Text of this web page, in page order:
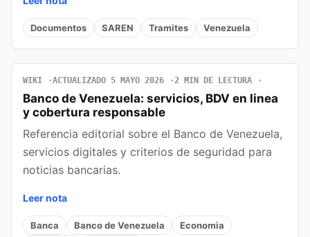
Documentos SAREN Tramites Venezuela
WIKI ACTUALIZADO 5 MAYO 2026 2 MIN DE LECTURA
Banco de Venezuela: servicios, BDV en linea
y cobertura responsable
Referencia editorial sobre el Banco de Venezuela,
servicios digitales y criterios de seguridad para
noticias bancarias.
Leer nota
Banca Banco de Venezuela
Economia